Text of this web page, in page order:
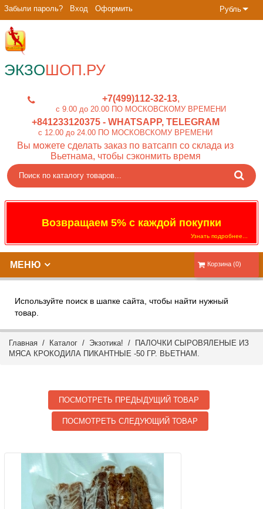
Рубль
Забыли пароль? Вход Оформить
ЭКЗОШОП.РУ
+7(499)112-32-13
c 9.00 до 20.00 ПО МОСКОВСКОМУ ВРЕМЕНИ
+841233120375- WHATSAPP, TELEGRAM
c 12.00 до 24.00 ПО МОСКОВСКОМУ ВРЕМЕНИ
Вы можете сделать заказ по ватсапп со склада из
Вьетнама, чтобы сэконмить время
Возвращаем 5% с каждой покупки
Узнать подробнее...
Корзина (0)
МЕНЮ
Используйте поиск в шапке сайта, чтобы найти нужный
товар.
Главная / Каталог / Экзотика! / ПАЛОЧКИ СЫРОВЯЛЕНЫЕ ИЗ
МЯСА КРОКОДИЛА ПИКАНТНЫЕ -50 ГР. ВЬЕТНАМ.
ПОСМОТРЕТЬ ПРЕДЫДУЩИЙ ТОВАР
ПОСМОТРЕТЬ СЛЕДУЮЩИЙ ТОВАР